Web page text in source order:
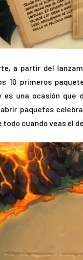
a partir del
10 primeros
es una ocasión que
paquetes
todo cuando veas el